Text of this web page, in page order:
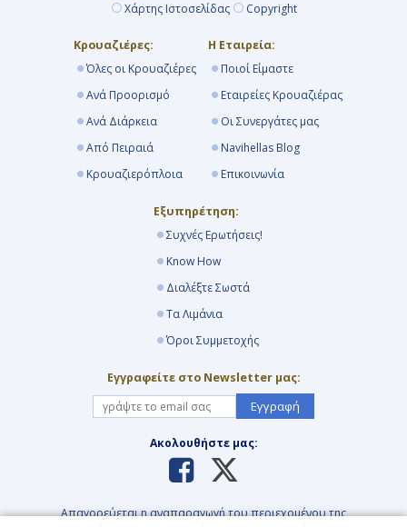
Χάρτης Ιστοσελίδας Copyright
Κρουαζιέρες:
Όλες οι Κρουαζιέρες
Ανά Προορισμό
Ανά Διάρκεια
Από Πειραιά
Κρουαζιερόπλοια
Η Εταιρεία:
Ποιοί Είμαστε
Εταιρείες Κρουαζιέρας
Οι Συνεργάτες μας
Navihellas Blog
Επικοινωνία
Εξυπηρέτηση:
Συχνές Ερωτήσεις!
Know How
Διαλέξτε Σωστά
Τα Λιμάνια
Όροι Συμμετοχής
Εγγραφείτε στο Newsletter μας:
Εγγραφή
Ακολουθήστε μας:
Απαγορεύεται η αναπαραγωγή του περιεχομένου της